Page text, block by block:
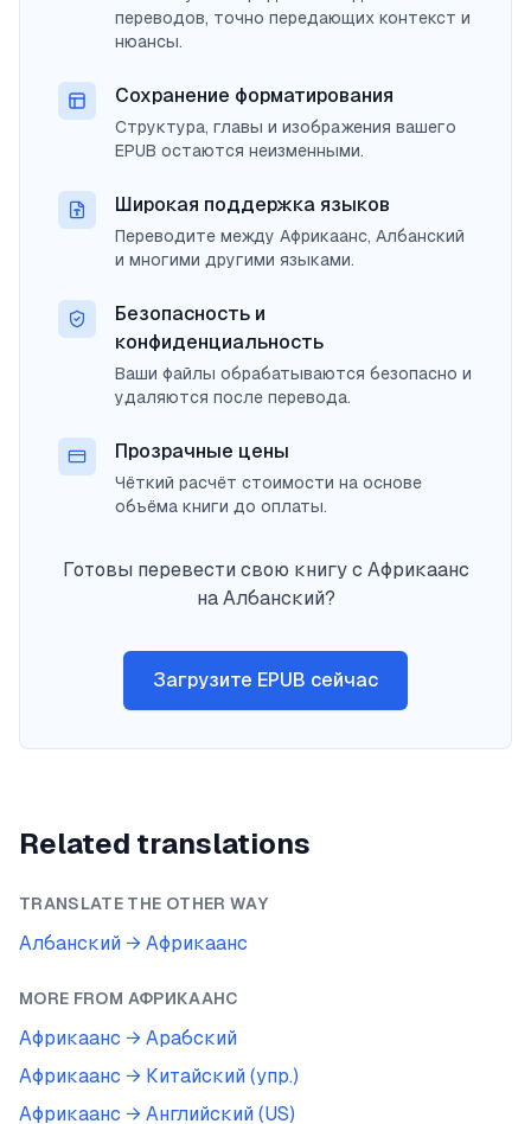
переводов, точно передающих контекст и
нюансы.
Сохранение форматирования
Структура, главы и изображения вашего
EPUB остаются неизменными.
Широкая поддержка языков
Переводите между Африкаанс, Албанский
и многими другими языками.
Безопасность и
конфиденциальность
Ваши файлы обрабатываются безопасно и
удаляются после перевода.
Прозрачные цены
Чёткий расчёт стоимости на основе
объёма книги до оплаты.
Готовы перевести свою книгу с Африкаанс
на Албанский?
Загрузите EPUB сейчас
Related translations
TRANSLATE THE OTHER WAY
Албанский → Африкаанс
MORE FROM АФРИКААНС
Африкаанс → Арабский
Африкаанс → Китайский (упр.)
Африкаанс → Английский (US)